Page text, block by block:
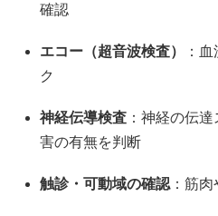
確認
エコー（超音波検査）
：
ク
神経伝導検査 ：神経の伝
害の有無を判断
触診・可動域の確認 ：筋